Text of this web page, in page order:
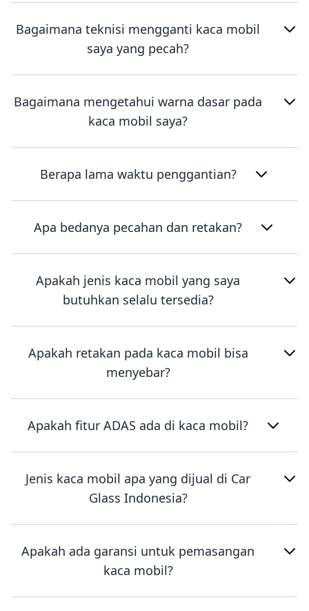
Bagaimana teknisi mengganti kaca mobil
saya yang pecah?
Bagaimana mengetahui warna dasar pada
kaca mobil saya?
Berapa lama waktu penggantian?
Apa bedanya pecahan dan retakan?
Apakah jenis kaca mobil yang saya
butuhkan selalu tersedia?
Apakah retakan pada kaca mobil bisa
menyebar?
Apakah fitur ADAS ada di kaca mobil?
Jenis kaca mobil apa yang dijual di Car
Glass Indonesia?
Apakah ada garansi untuk pemasangan
kaca mobil?